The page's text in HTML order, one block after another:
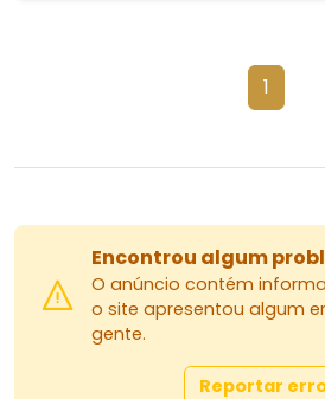
1
Encontrou algum
O anúncio contém
o site apresentou algum
gente.
Reportar